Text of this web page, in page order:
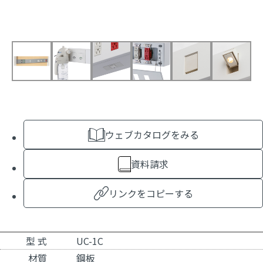
ウェブカタログをみる
資料請求
リンクをコピーする
型 式
UC-1C
材質
鋼板